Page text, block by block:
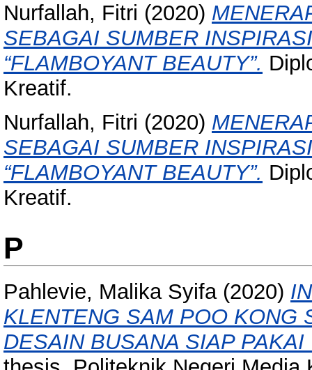
Nurfallah, Fitri (2020)
SEBAGAI SUMBER
“FLAMBOYANT BEAUTY”.
Kreatif.
Nurfallah, Fitri (2020)
SEBAGAI SUMBER
“FLAMBOYANT BEAUTY”.
Kreatif.
P
Pahlevie, Malika Syifa(2020)
KLENTENG SAM POO KONG
DESAIN BUSANA SIAP PAKAI